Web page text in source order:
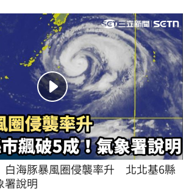
白海豚暴風圈侵襲率升　北北基6縣
署說明